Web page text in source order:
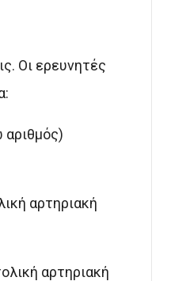
Οι ερευνητές
αριθμός)
αρτηριακή
αρτηριακή